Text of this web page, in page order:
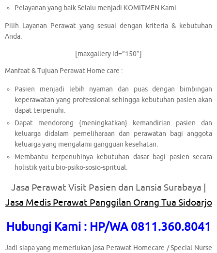
Pelayanan yang baik Selalu menjadi KOMITMEN Kami.
Pilih Layanan Perawat yang sesuai dengan kriteria & kebutuhan
Anda.
[maxgallery id=”150″]
Manfaat & Tujuan Perawat Home care :
Pasien menjadi lebih nyaman dan puas dengan bimbingan
keperawatan yang professional sehingga kebutuhan pasien akan
dapat terpenuhi.
Dapat mendorong {meningkatkan} kemandirian pasien dan
keluarga didalam pemeliharaan dan perawatan bagi anggota
keluarga yang mengalami gangguan kesehatan.
Membantu terpenuhinya kebutuhan dasar bagi pasien secara
holistik yaitu bio-psiko-sosio-spritual.
Jasa Perawat Visit Pasien dan Lansia Surabaya |
Jasa Medis Perawat Panggilan Orang Tua Sidoarjo
Hubungi Kami : HP/WA 0811.360.8041
Jadi siapa yang memerlukan jasa Perawat Homecare / Special Nurse